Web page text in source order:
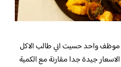
واحد حسيت اني طالب الاكل
جيدة جدا مقارنة مع الكمية